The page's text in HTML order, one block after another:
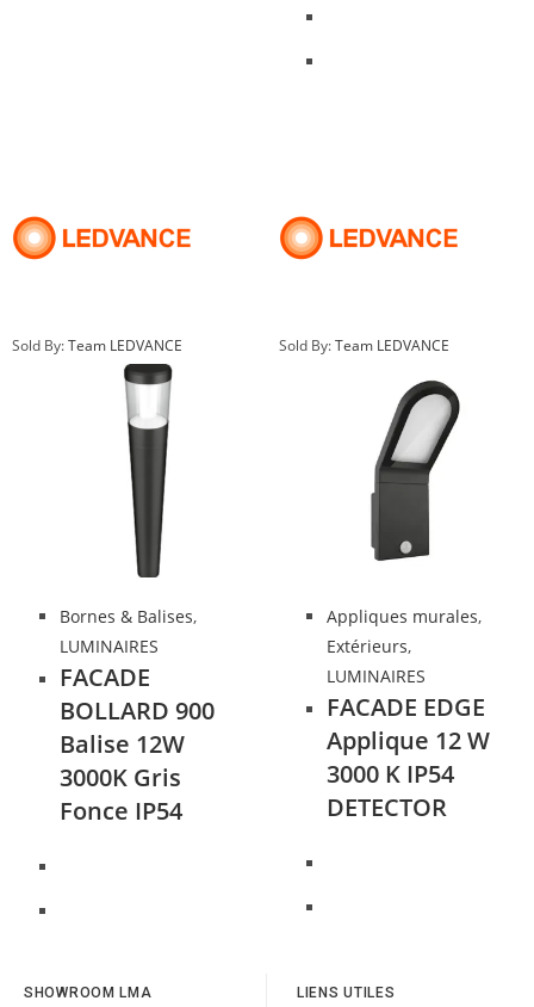
Sold By:Team LEDVANCE
Bornes & Balises,
LUMINAIRES
FACADE
BOLLARD 900
Balise 12W
3000K Gris
Fonce IP54
Sold By:Team LEDVANCE
Appliques murales,
Extérieurs,
LUMINAIRES
FACADE EDGE
Applique 12 W
3000 K IP54
DETECTOR
SHOWROOM LMA LIENS UTILES